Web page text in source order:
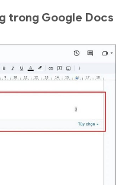
trong Google Docs